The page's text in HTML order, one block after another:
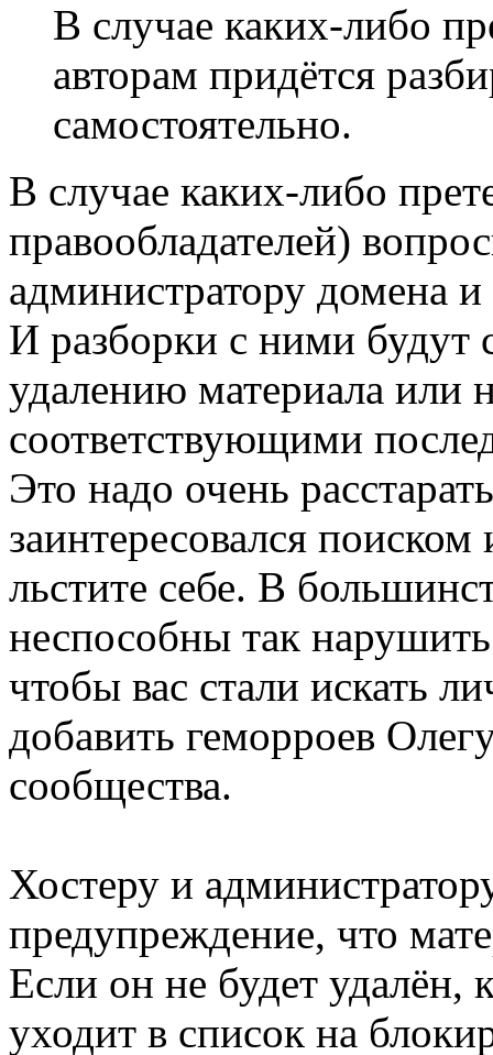
В случае каких-либо
авторам придётся
самостоятельно.
В случае каких-либо
правообладателей)
администратору домена и
И разборки с ними будут
удалению материала или
соответствующими
Это надо очень
заинтересовался
льстите себе. В
неспособны так
чтобы вас стали искать
добавить геморроев
сообщества.
Хостеру и
предупреждение, что
Если он не будет удалён,
уходит в список на